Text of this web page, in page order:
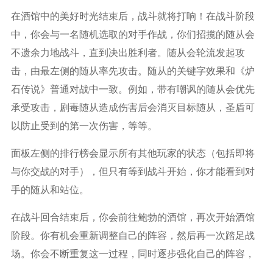
在酒馆中的美好时光结束后，战斗就将打响！在战斗阶段
中，你会与一名随机选取的对手作战，你们招揽的随从会
不遗余力地战斗，直到决出胜利者。随从会轮流发起攻
击，由最左侧的随从率先攻击。随从的关键字效果和《炉
石传说》普通对战中一致。例如，带有嘲讽的随从会优先
承受攻击，剧毒随从造成伤害后会消灭目标随从，圣盾可
以防止受到的第一次伤害，等等。
面板左侧的排行榜会显示所有其他玩家的状态（包括即将
与你交战的对手），但只有等到战斗开始，你才能看到对
手的随从和站位。
在战斗回合结束后，你会前往鲍勃的酒馆，再次开始酒馆
阶段。你有机会重新调整自己的阵容，然后再一次踏足战
场。你会不断重复这一过程，同时逐步强化自己的阵容，